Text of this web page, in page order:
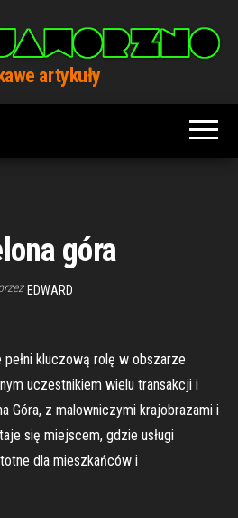
artykuły
góra
EDWARD
kluczową rolę w obszarze
uczestnikiem wielu transakcji i
Góra, z malowniczymi krajobrazami i
się miejscem, gdzie usługi
dla mieszkańców i